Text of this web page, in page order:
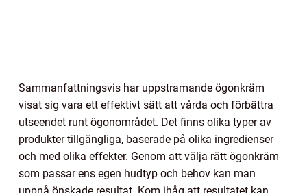
Sammanfattningsvis har uppstramande ögonkräm
visat sig vara ett effektivt sätt att vårda och förbättra
utseendet runt ögonområdet. Det finns olika typer av
produkter tillgängliga, baserade på olika ingredienser
och med olika effekter. Genom att välja rätt ögonkräm
som passar ens egen hudtyp och behov kan man